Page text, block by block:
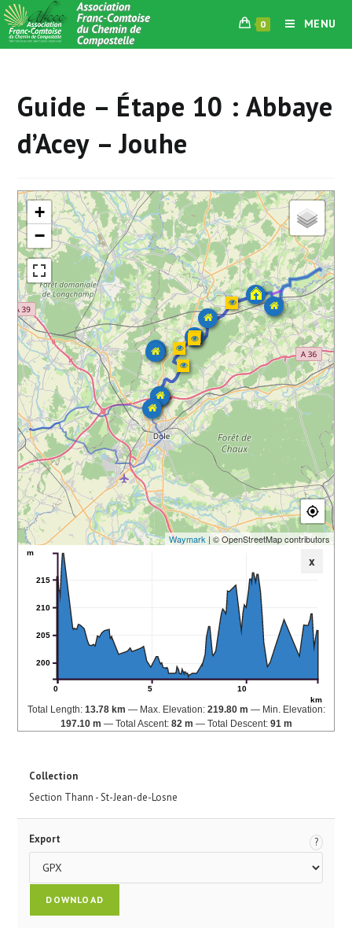
Skip
to
content
0 MENU
Guide – Étape 10 : Abbaye
d’Acey – Jouhe
+
−
Waymark | © OpenStreetMap contributors
x
0 5 10
km
200
205
210
215
m
Total Length: 13.78 km Max. Elevation: 219.80 m
Min. Elevation:
197.10 m
Total Ascent: 82 m Total Descent: 91 m
Collection
Section Thann - St-Jean-de-Losne
?
Export